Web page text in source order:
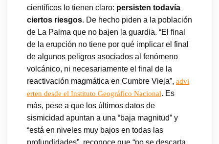
científicos lo tienen claro: persisten todavía
ciertos riesgos. De hecho piden a la población
de La Palma que no bajen la guardia. “El final
de la erupción no tiene por qué implicar el final
de algunos peligros asociados al fenómeno
volcánico, ni necesariamente el final de la
reactivación magmática en Cumbre Vieja”, advi
erten desde el Instituto Geográfico Nacional. Es
más, pese a que los últimos datos de
sismicidad apuntan a una “baja magnitud” y
“está en niveles muy bajos en todas las
profundidades”, reconoce que “no se descarta